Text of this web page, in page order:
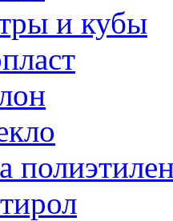
и кубы